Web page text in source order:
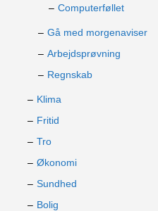
Computerføllet
Gå med morgenaviser
Arbejdsprøvning
Regnskab
Klima
Fritid
Tro
Økonomi
Sundhed
Bolig